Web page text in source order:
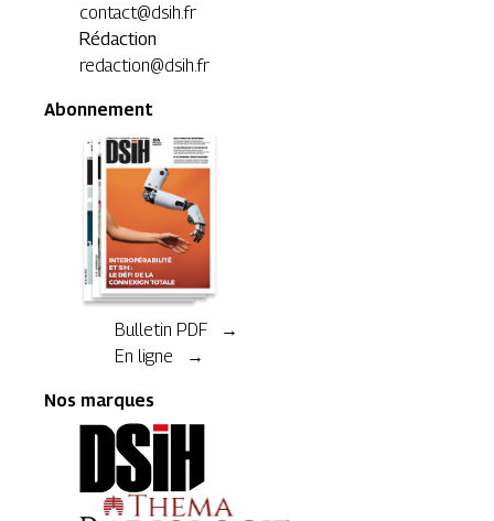
contact@dsih.fr
Rédaction
redaction@dsih.fr
Abonnement
Bulletin PDF →
En ligne →
Nos marques